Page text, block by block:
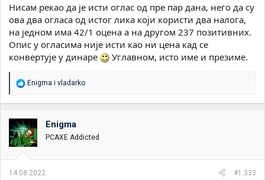
Нисам рекао да је исти оглас од пре пар дана, него да су
ова два огласа од истог лика који користи два налога,
на једном има 42/1 оцена а на другом 237 позитивних.
Опис у огласима није исти као ни цена кад се
конвертује у динаре
Углавном, исто име и презиме.
R
o
v
a
n
:
Enigma i vladarko
Enigma
PCAXE Addicted
14.08.2022. #1.333